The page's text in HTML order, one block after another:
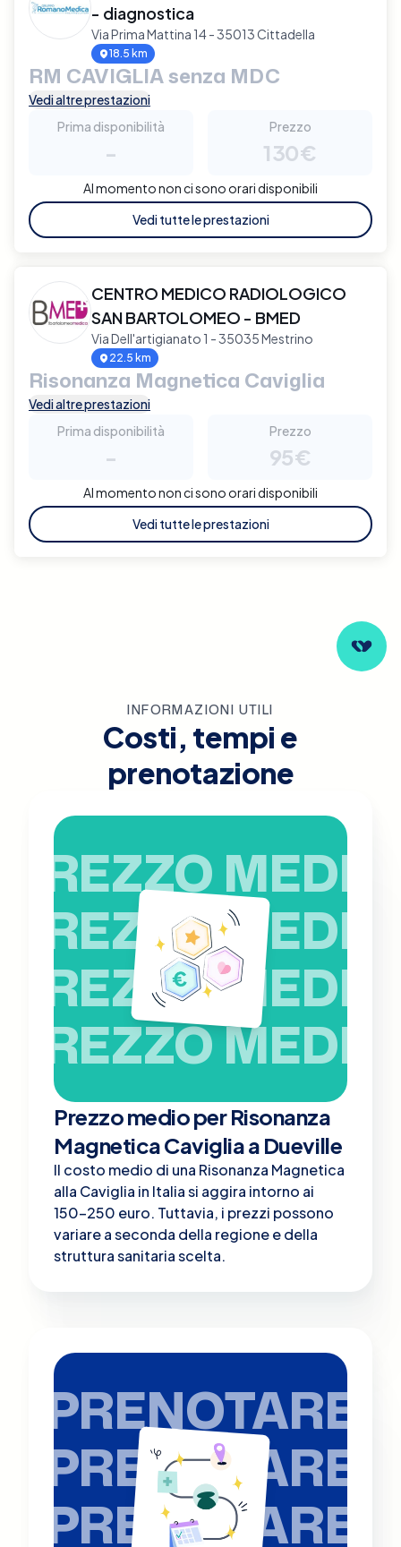
- diagnostica
Via Prima Mattina 14 - 35013 Cittadella
18.5 km
RM CAVIGLIA senza MDC
Vedi altre prestazioni
Prima disponibilità
-
Prezzo
130€
Al momento non ci sono orari disponibili
Vedi tutte le prestazioni
CENTRO MEDICO RADIOLOGICO
SAN BARTOLOMEO - BMED
Via Dell'artigianato 1 - 35035 Mestrino
22.5 km
Risonanza Magnetica Caviglia
Vedi altre prestazioni
Prima disponibilità
-
Prezzo
95€
Al momento non ci sono orari disponibili
Vedi tutte le prestazioni
INFORMAZIONI UTILI
Costi, tempi e
prenotazione
PREZZO MEDIO
PREZZO MEDIO
PREZZO MEDIO
PREZZO MEDIO
Prezzo medio per Risonanza
Magnetica Caviglia a Dueville
Il costo medio di una Risonanza Magnetica
alla Caviglia in Italia si aggira intorno ai
150-250 euro. Tuttavia, i prezzi possono
variare a seconda della regione e della
struttura sanitaria scelta.
PRENOTARE
PRENOTARE
PRENOTARE